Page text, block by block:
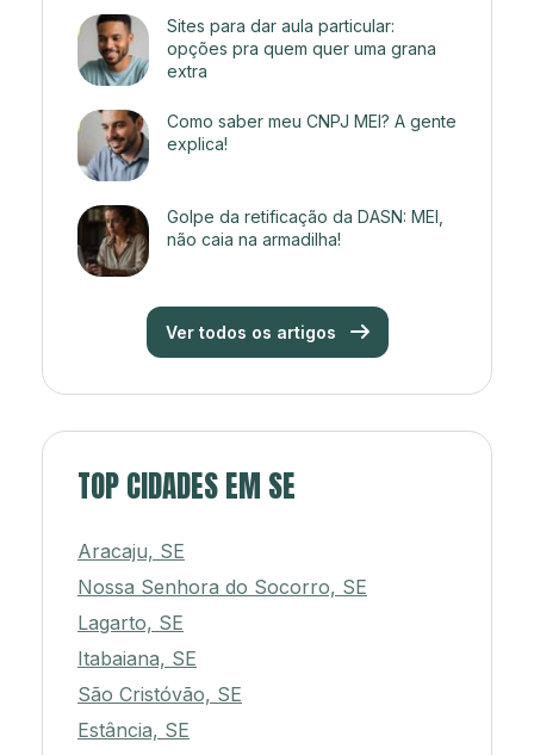
Sites para dar aula particular:
opções pra quem quer uma grana
extra
Como saber meu CNPJ MEI? A gente
explica!
Golpe da retificação da DASN: MEI,
não caia na armadilha!
Ver todos os artigos
TOP CIDADES EM SE
Aracaju, SE
Nossa Senhora do Socorro, SE
Lagarto, SE
Itabaiana, SE
São Cristóvão, SE
Estância, SE